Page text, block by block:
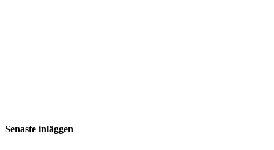
Senaste inläggen